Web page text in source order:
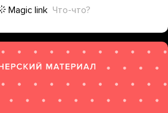
Magic link Что-что?